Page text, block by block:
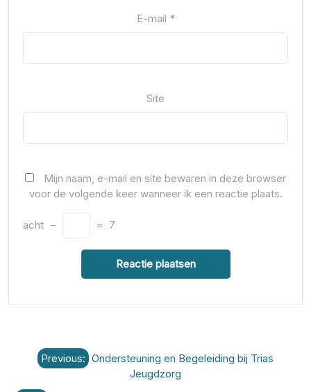
E-mail *
Site
Mijn naam, e-mail en site bewaren in deze browser
voor de volgende keer wanneer ik een reactie plaats.
acht − = 7
Berichtnavigatie
Previous: Ondersteuning en Begeleiding bij Trias
Jeugdzorg